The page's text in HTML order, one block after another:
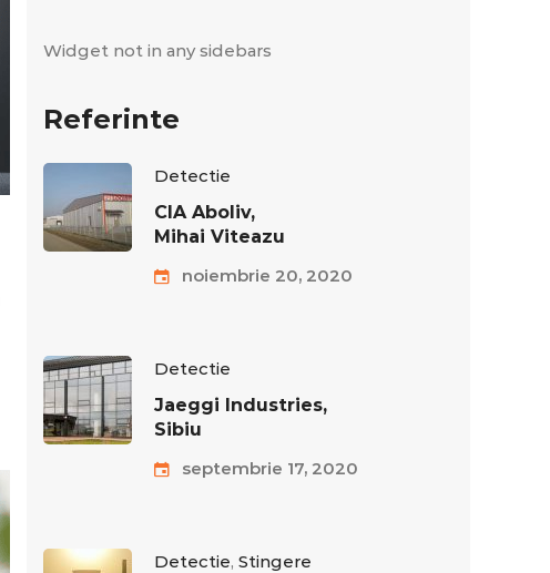
Widget not in any sidebars
Referinte
Detectie
CIA Aboliv,
Mihai Viteazu
noiembrie 20, 2020
Detectie
Jaeggi Industries,
Sibiu
septembrie 17, 2020
Detectie, Stingere